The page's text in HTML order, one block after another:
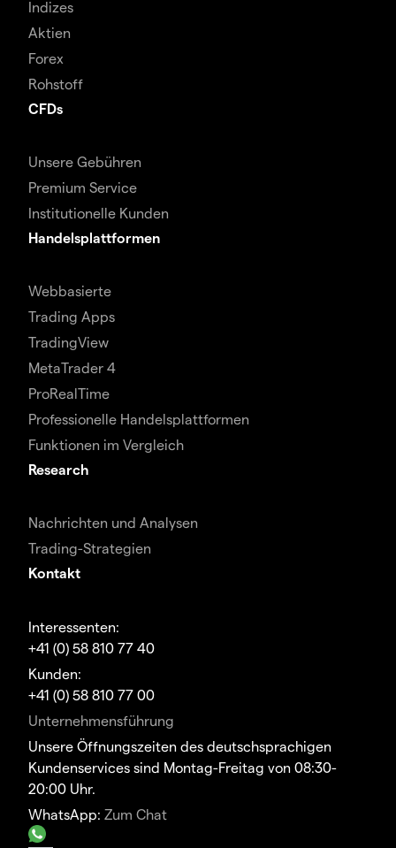
Indizes
Aktien
Forex
Rohstoff
CFDs
Unsere Gebühren
Premium Service
Institutionelle Kunden
Handelsplattformen
Webbasierte
Trading Apps
TradingView
MetaTrader 4
ProRealTime
Professionelle Handelsplattformen
Funktionen im Vergleich
Research
Nachrichten und Analysen
Trading-Strategien
Kontakt
Interessenten:
+41 (0) 58 810 77 40
Kunden:
+41 (0) 58 810 77 00
Unternehmensführung
Unsere Öffnungszeiten des deutschsprachigen
Kundenservices sind Montag-Freitag von 08:30-
20:00 Uhr.
WhatsApp: Zum Chat